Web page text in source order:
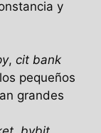
y
, cit bank
pequeños
grandes